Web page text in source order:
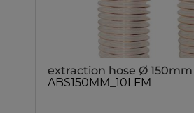
extraction hose Ø 150mm
ABS150MM_10LFM